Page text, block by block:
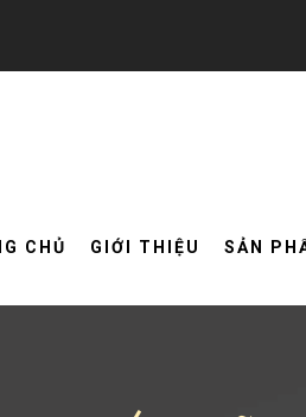
CHỦ GIỚI THIỆU SẢN